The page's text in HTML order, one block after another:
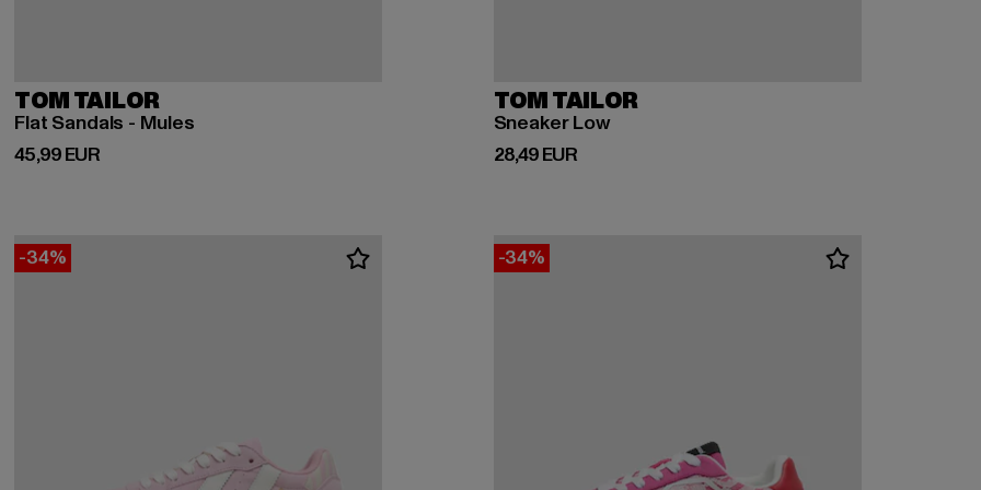
TOM TAILOR
Flat Sandals - Mules
45,99 EUR
Derzeitiger Preis: 45,99 EUR
TOM TAILOR
Sneaker Low
28,49 EUR
Derzeitiger Preis: 28,49 EUR
-34% -34%